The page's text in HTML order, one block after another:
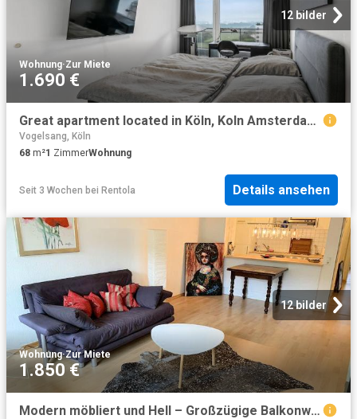
12 bilder
Wohnung·Zur Miete
1.690 €
Great apartment located in Köln, Koln Amsterdam Apartments for Rent
Vogelsang, Köln
68 m²1 ZimmerWohnung
Seit 3 Wochen bei Rentola Details ansehen
12 bilder
Wohnung·Zur Miete
1.850 €
Modern möbliert und Hell – Großzügige Balkonwohnung in Köln Bickendorf! – zeitwohnen.de